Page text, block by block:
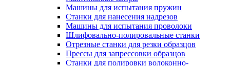
Машины для испытания пружин
Станки для нанесения надрезов
Машины для испытания проволоки
Шлифовально-полировальные станки
Отрезные станки для резки образцов
Прессы для запрессовки образцов
Станки для полировки волоконно-